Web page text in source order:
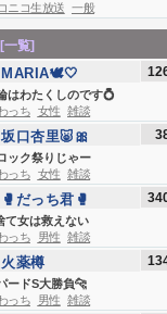
ます
ニコ生放送 一般
[一覧]
はわたくしのです💍
MARIA🕊🤍
っち 女性 雑談
ック祭りじゃー
坂口杏里🐷🎀
っち 女性 雑談
て女は救えない
🥊だっち君🥊
っち 男性 雑談
ードS大勝負🐆
火薬樽
っち 男性 雑談